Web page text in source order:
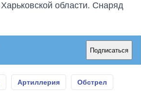
Харьковской области. Снаряд
Подписаться
Артиллерия Обстрел